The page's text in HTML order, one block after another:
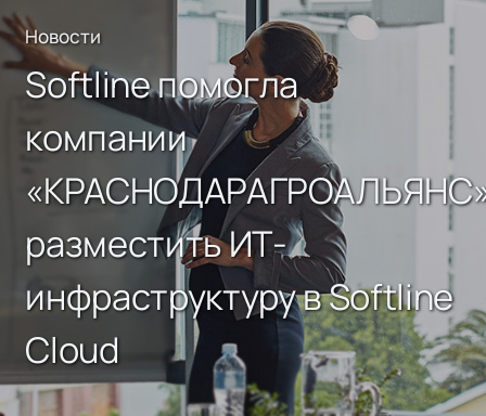
Новости
Softline помогла
компании
разместить ИТ-
инфраструктуру в Softline
Cloud